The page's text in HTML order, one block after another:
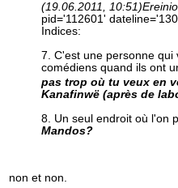
(19.06.2011, 10:51)
pid='112601'
Indices:
7. C'est une personne qui
comédiens quand ils ont
pas trop où tu veux en
Kanafinwë (après de
8. Un seul endroit où l'on
Mandos?
non et non.